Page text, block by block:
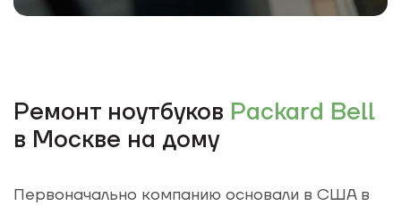
Ремонт ноутбуков Packard Bell
в Москве на дому
Первоначально компанию основали в США в